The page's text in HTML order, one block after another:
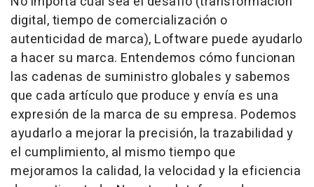
digital, tiempo de comercialización o
autenticidad de marca), Loftware puede ayudarlo
a hacer su marca. Entendemos cómo funcionan
las cadenas de suministro globales y sabemos
que cada artículo que produce y envía es una
expresión de la marca de su empresa. Podemos
ayudarlo a mejorar la precisión, la trazabilidad y
el cumplimiento, al mismo tiempo que
mejoramos la calidad, la velocidad y la eficiencia